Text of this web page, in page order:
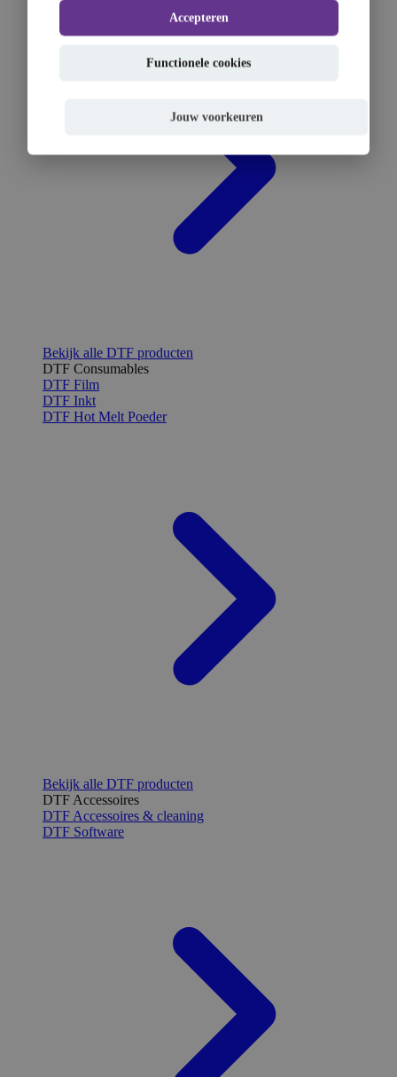
Bekijk alle DTF producten
DTF Consumables
DTF Film
DTF Inkt
DTF Hot Melt Poeder
Bekijk alle DTF producten
DTF Accessoires
DTF Accessoires & cleaning
DTF Software
Accepteren
Functionele cookies
Jouw voorkeuren